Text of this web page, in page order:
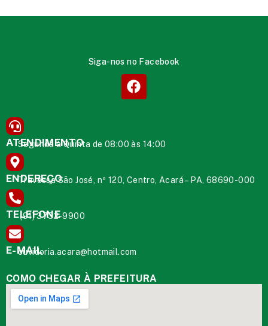
Siga-nos no Facebook
ATENDIMENTO
Segunda à Quinta de 08:00 às 14:00
ENDEREÇO
Travessa São José, nº 120, Centro, Acará – PA, 68690-000
TELEFONE
(91) 3732-9900
E-MAIL
ouvidoria.acara@hotmail.com
COMO CHEGAR À PREFEITURA